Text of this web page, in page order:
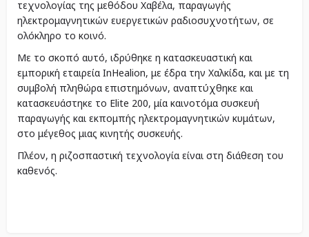
τεχνολογίας της μεθόδου Χαβέλα, παραγωγής
ηλεκτρομαγνητικών ευεργετικών ραδιοσυχνοτήτων, σε
ολόκληρο το κοινό.
Με το σκοπό αυτό, ιδρύθηκε η κατασκευαστική και
εμπορική εταιρεία InHealion, με έδρα την Χαλκίδα, και με τη
συμβολή πληθώρα επιστημόνων, αναπτύχθηκε και
κατασκευάστηκε το Elite 200, μία καινοτόμα συσκευή
παραγωγής και εκπομπής ηλεκτρομαγνητικών κυμάτων,
στο μέγεθος μιας κινητής συσκευής.
Πλέον, η ριζοσπαστική τεχνολογία είναι στη διάθεση του
καθενός.